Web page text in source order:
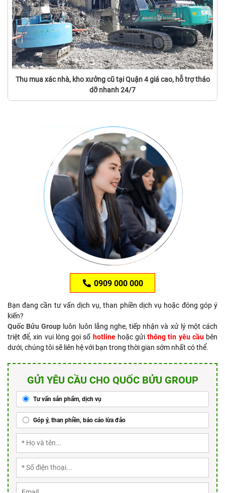
Thu mua xác nhà, kho xưởng cũ tại Quận 4 giá cao, hỗ trợ tháo
dỡ nhanh 24/7
0909 000 000
Bạn đang cần tư vấn dịch vụ, than phiền dịch vụ hoặc đóng góp ý
kiến?
Quốc Bửu Group luôn luôn lắng nghe, tiếp nhận và xử lý một cách
triệt để, xin vui lòng gọi số hotlinehoặc gửithông tin yêu cầubên
dưới, chúng tôi sẽ liên hệ với bạn trong thời gian sớm nhất có thể.
GỬI YÊU CẦU CHO QUỐC BỬU GROUP
Tư vấn sản phẩm, dịch vụ
Góp ý, than phiền, báo cáo lừa đảo